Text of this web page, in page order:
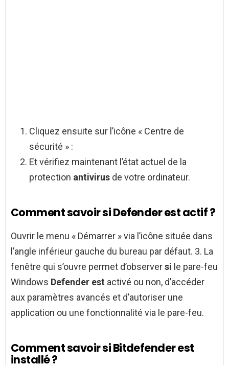
Cliquez ensuite sur l’icône « Centre de
sécurité » :
Et vérifiez maintenant l’état actuel de la
protection antivirus de votre ordinateur.
Comment savoir si Defender est actif ?
Ouvrir le menu « Démarrer » via l’icône située dans
l’angle inférieur gauche du bureau par défaut. 3. La
fenêtre qui s’ouvre permet d’observersi le pare-feu
Windows Defender est activé ou non, d’accéder
aux paramètres avancés et d’autoriser une
application ou une fonctionnalité via le pare-feu.
Comment savoir si Bitdefender est
installé ?